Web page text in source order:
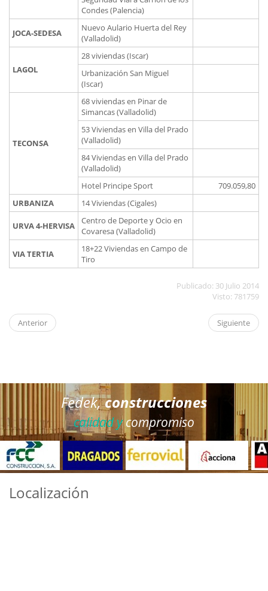
Condes (Palencia)
JOCA-SEDESA
Nuevo Aulario Huerta del Rey
(Valladolid)
LAGOL
28 viviendas (Iscar)
Urbanización San Miguel
(Iscar)
TECONSA
68 viviendas en Pinar de
Simancas (Valladolid)
53 Viviendas en Villa del Prado
(Valladolid)
84 Viviendas en Villa del Prado
(Valladolid)
Hotel Principe Sport
709.059,80
URBANIZA
14 Viviendas (Cigales)
URVA 4-HERVISA
Centro de Deporte y Ocio en
Covaresa (Valladolid)
VIA TERTIA
18+22 Viviendas en Campo de
Tiro
Publicado: 30 Julio 2014
Visto: 781759
Anterior Siguiente
Fedek,construcciones
calidad ycompromiso
Localización